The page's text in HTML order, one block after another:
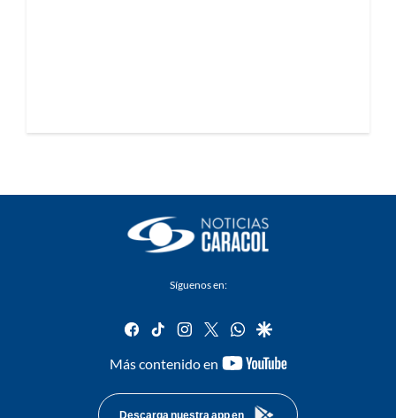
Síguenos en:
facebook
tiktok instagram
twitterwhatsapp
google
Más contenido en
youtube-
Descarga nuestra app en